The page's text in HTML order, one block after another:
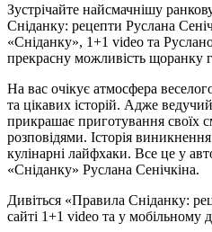
Зустрічайте найсмачнішу
Сніданку: рецепти Руслана
«Сніданку», 1+1 video та
прекрасну можливість щоранку
На вас очікує атмосфера
та цікавих історій. Адже
прикрашає приготування своїх
розповідями. Історія
кулінарні лайфхаки. Все це у
«Сніданку» Руслана Сенічкіна.
Дивіться «Правила Сніданку:
сайті 1+1 video та у мобільному